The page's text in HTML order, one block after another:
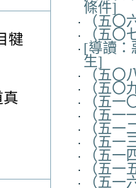
條件]
（五〇
（五〇
[導讀：
生]
（五〇
（五〇
（五一
（五一
（五一
（五一
（五一
（五一
（五一
犍
真